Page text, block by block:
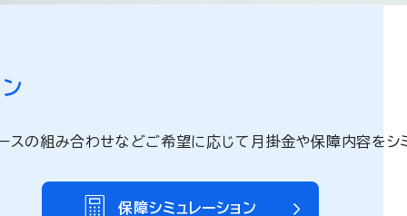
スの組み合わせなどご希望に応じて月掛金や保障内容をシ
保障シミュレーション